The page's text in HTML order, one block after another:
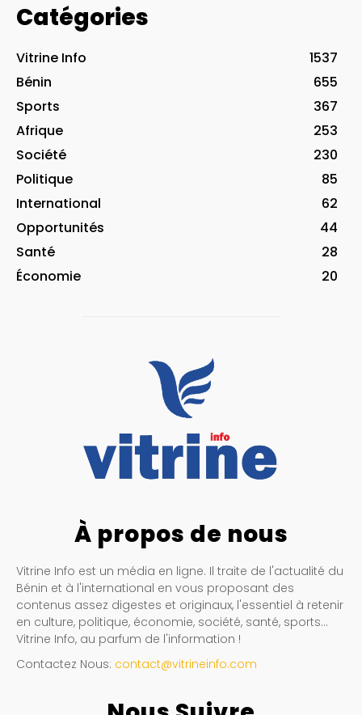
Catégories
Vitrine Info
1537
Bénin
655
Sports
367
Afrique
253
Société
230
Politique
85
International
62
Opportunités
44
Santé
28
Économie
20
À propos de nous
Vitrine Info est un média en ligne. Il traite de l'actualité du
Bénin et à l'international en vous proposant des
contenus assez digestes et originaux, l'essentiel à retenir
en culture, politique, économie, société, santé, sports…
Vitrine Info, au parfum de l'information !
Contactez Nous: contact@vitrineinfo.com